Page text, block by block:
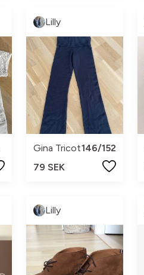
Lilly
Gina Tricot146/152
79 SEK
Lilly